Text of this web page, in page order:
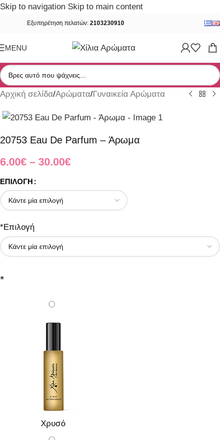
Skip to navigation Skip to main content
Εξυπηρέτηση πελατών: 2103230910
MENU
Αρχική σελίδα/Αρώματα/Γυναικεία Αρώματα
20753 Eau De Parfum – Άρωμα
6.00€ – 30.00€
ΕΠΙΛΟΓΉ
*Επιλογή
*
Χρυσό